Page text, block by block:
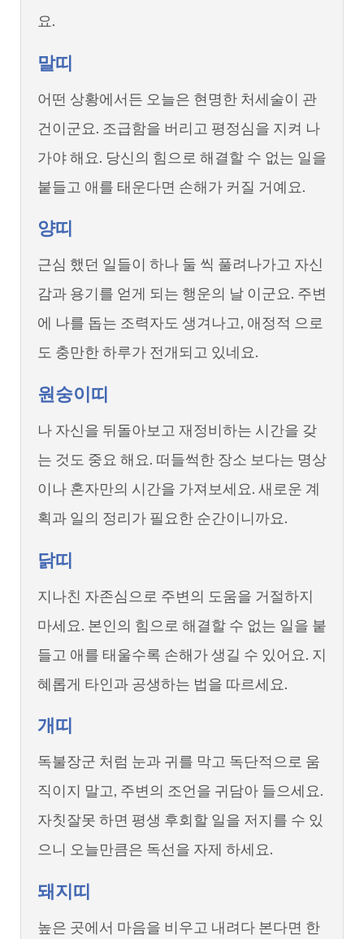
요.
말띠
어떤 상황에서든 오늘은 현명한 처세술이 관
건이군요. 조급함을 버리고 평정심을 지켜 나
가야 해요. 당신의 힘으로 해결할 수 없는 일을
붙들고 애를 태운다면 손해가 커질 거예요.
양띠
근심 했던 일들이 하나 둘 씩 풀려나가고 자신
감과 용기를 얻게 되는 행운의 날 이군요. 주변
에 나를 돕는 조력자도 생겨나고, 애정적 으로
도 충만한 하루가 전개되고 있네요.
원숭이띠
나 자신을 뒤돌아보고 재정비하는 시간을 갖
는 것도 중요 해요. 떠들썩한 장소 보다는 명상
이나 혼자만의 시간을 가져보세요. 새로운 계
획과 일의 정리가 필요한 순간이니까요.
닭띠
지나친 자존심으로 주변의 도움을 거절하지
마세요. 본인의 힘으로 해결할 수 없는 일을 붙
들고 애를 태울수록 손해가 생길 수 있어요. 지
혜롭게 타인과 공생하는 법을 따르세요.
개띠
독불장군 처럼 눈과 귀를 막고 독단적으로 움
직이지 말고, 주변의 조언을 귀담아 들으세요.
자칫잘못 하면 평생 후회할 일을 저지를 수 있
으니 오늘만큼은 독선을 자제 하세요.
돼지띠
높은 곳에서 마음을 비우고 내려다 본다면 한